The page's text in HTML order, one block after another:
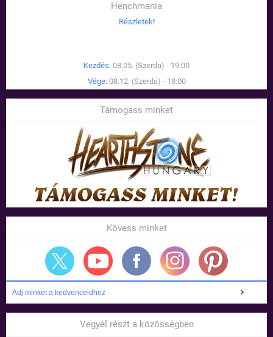
Henchmania
Részletek!
Kezdés: 08.05. (Szerda) - 19:00
Vége: 08.12. (Szerda) - 18:00
Támogass minket
Kövess minket
Adj minket a kedvenceidhez
Vegyél részt a közösségben